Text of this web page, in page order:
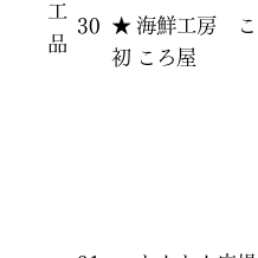
工
品
30
★
初
海鮮工房 こ
ころ屋